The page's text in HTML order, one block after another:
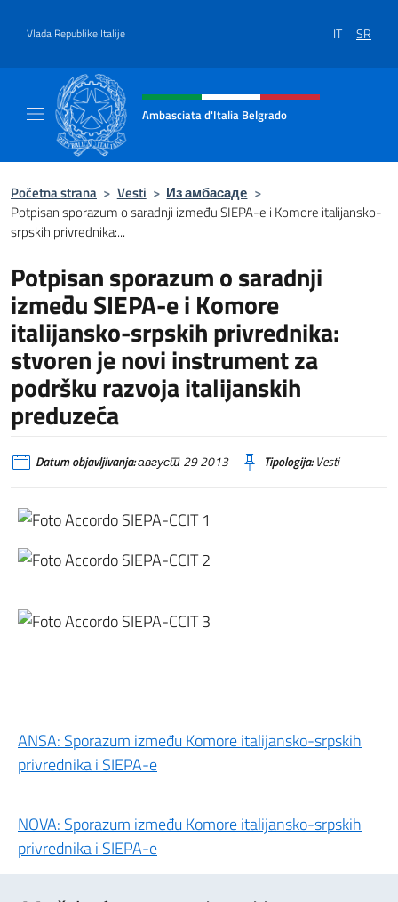
Vlada Republike Italije IT SR
Header, social and menu of site
Ambasciata d'Italia Belgrado
Početna strana > Vesti > Из амбасаде >
Potpisan sporazum o saradnji između SIEPA-e i Komore italijansko-
srpskih privrednika:...
Potpisan sporazum o saradnji
između SIEPA-e i Komore
italijansko-srpskih privrednika:
stvoren je novi instrument za
podršku razvoja italijanskih
preduzeća
Datum objavljivanja:август 29 2013 Tipologija:Vesti
ANSA: Sporazum između Komore italijansko-srpskih
privrednika i SIEPA-e
NOVA: Sporazum između Komore italijansko-srpskih
privrednika i SIEPA-e